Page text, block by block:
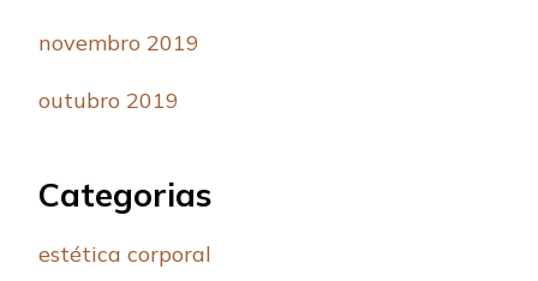
novembro 2019
outubro 2019
Categorias
estética corporal